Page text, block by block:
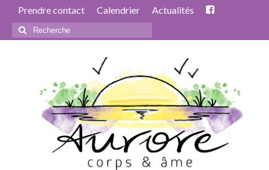
Prendre contact Calendrier Actualités
Rechercher
: